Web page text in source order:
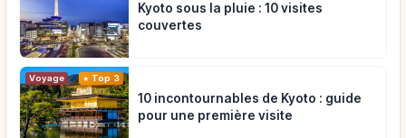
Kyoto sous la pluie : 10 visites
couvertes
Voyage Top 3
10 incontournables de Kyoto : guide
pour une première visite